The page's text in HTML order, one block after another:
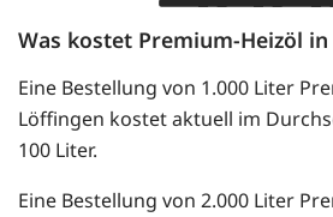
Was kostet Premium-Heizöl
Eine Bestellung von 1.000 Liter
Löffingen kostet aktuell im
100 Liter.
Eine Bestellung von 2.000 Liter